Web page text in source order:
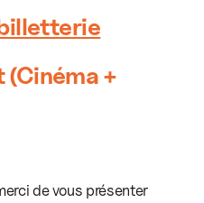
+
de vous présenter